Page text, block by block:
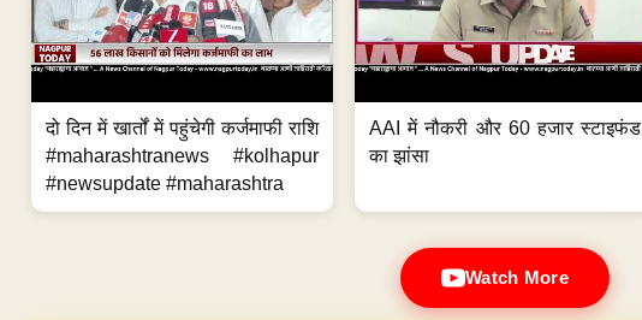
दो दिन में खार्तों में पहुंचेगी कर्जमाफी राशि
#maharashtranews #kolhapur
#newsupdate #maharashtra
AAI में नौकरी और 60 हजार स्टाइफंड
का झांसा
Watch More